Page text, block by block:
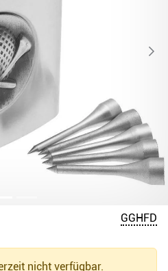
GGHFD
nicht verfügbar.